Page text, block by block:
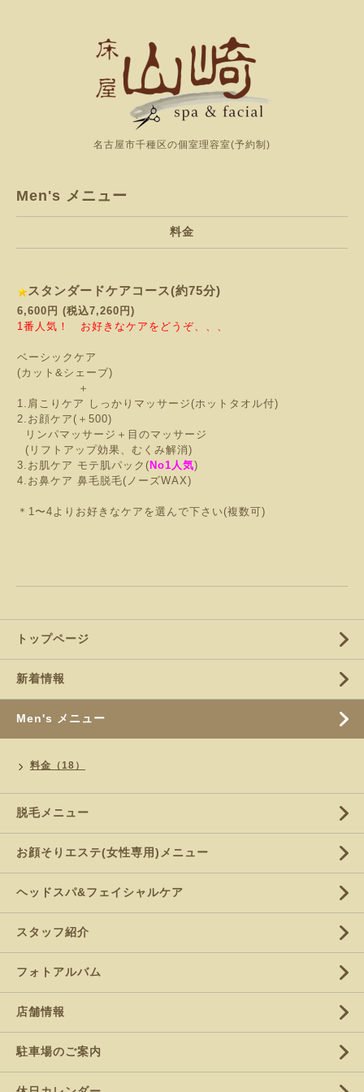
名古屋市千種区の個室理容室(予約制)
Men's メニュー
料金
スタンダードケアコース(約75分)
6,600円 (税込7,260円)
1番人気！ お好きなケアをどうぞ、、、
ベーシックケア
(カット&シェーブ)
＋
1.肩こりケア しっかりマッサージ(ホットタオル付)
2.お顔ケア(＋500)
リンパマッサージ＋目のマッサージ
(リフトアップ効果、むくみ解消)
3.お肌ケア モテ肌パック( No1人気)
4.お鼻ケア 鼻毛脱毛(ノーズWAX)
＊1〜4よりお好きなケアを選んで下さい(複数可)
トップページ
新着情報
Men's メニュー
料金（18）
脱毛メニュー
お顔そりエステ(女性専用)メニュー
ヘッドスパ&フェイシャルケア
スタッフ紹介
フォトアルバム
店舗情報
駐車場のご案内